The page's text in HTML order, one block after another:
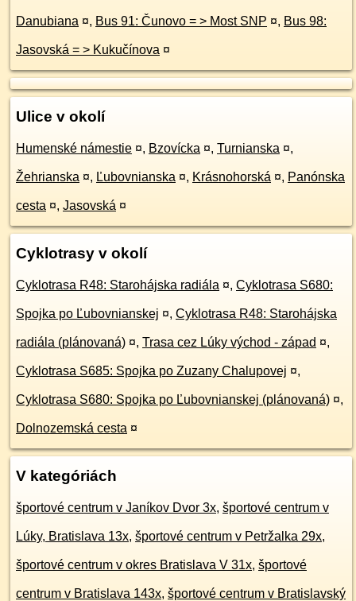
Danubiana ¤, Bus 91: Čunovo = > Most SNP ¤, Bus 98:
Jasovská = > Kukučínova ¤
Ulice v okolí
Humenské námestie ¤, Bzovícka ¤, Turnianska ¤,
Žehrianska ¤, Ľubovnianska ¤, Krásnohorská ¤, Panónska
cesta ¤, Jasovská ¤
Cyklotrasy v okolí
Cyklotrasa R48: Starohájska radiála ¤, Cyklotrasa S680:
Spojka po Ľubovnianskej ¤, Cyklotrasa R48: Starohájska
radiála (plánovaná) ¤, Trasa cez Lúky východ - západ ¤,
Cyklotrasa S685: Spojka po Zuzany Chalupovej ¤,
Cyklotrasa S680: Spojka po Ľubovnianskej (plánovaná) ¤,
Dolnozemská cesta ¤
V kategóriách
športové centrum v Janíkov Dvor 3x, športové centrum v
Lúky, Bratislava 13x, športové centrum v Petržalka 29x,
športové centrum v okres Bratislava V 31x, športové
centrum v Bratislava 143x, športové centrum v Bratislavský